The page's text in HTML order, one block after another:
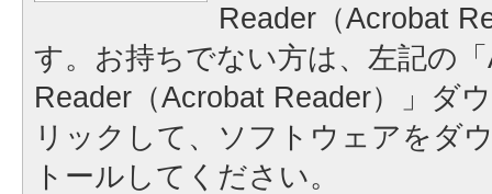
Reader（Acrobat
す。お持ちでない方は、左記の
Reader（Acrobat Reader）」ダ
リックして、ソフトウェアをダ
トールしてください。